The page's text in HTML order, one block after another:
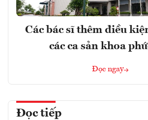
Các bác sĩ thêm điều
các ca sản khoa
Đọc ngay
Đọc tiếp